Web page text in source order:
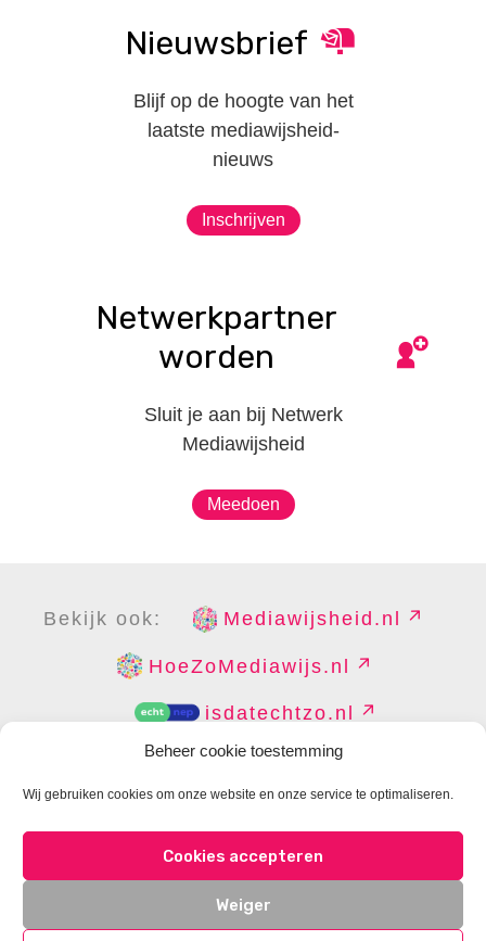
Beheer cookie toestemming
Wij gebruiken cookies om onze website en onze service te optimaliseren.
Cookies accepteren
Weiger
Nieuwsbrief
Blijf op de hoogte van het
laatste mediawijsheid-
nieuws
Inschrijven
Netwerkpartner
worden
Sluit je aan bij Netwerk
Mediawijsheid
Meedoen
Bekijk ook: Mediawijsheid.nl
HoeZoMediawijs.nl
isdatechtzo.nl
DISCLAIMER PRIVACY
CONTACT
COOKIES BEHEREN